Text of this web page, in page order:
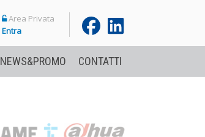
Area Privata
Entra
NEWS&PROMO CONTATTI